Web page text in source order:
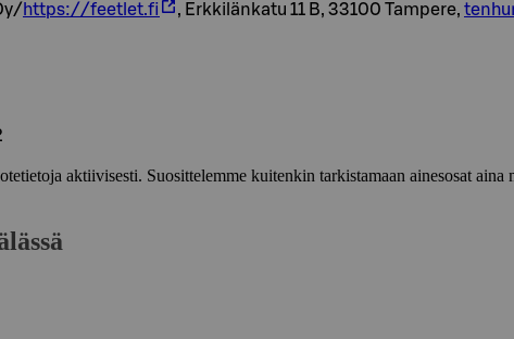
https://feetlet.fi , Erkkilänkatu 11 B, 33100 Tampere,
aktiivisesti. Suosittelemme kuitenkin tarkistamaan ainesosat aina